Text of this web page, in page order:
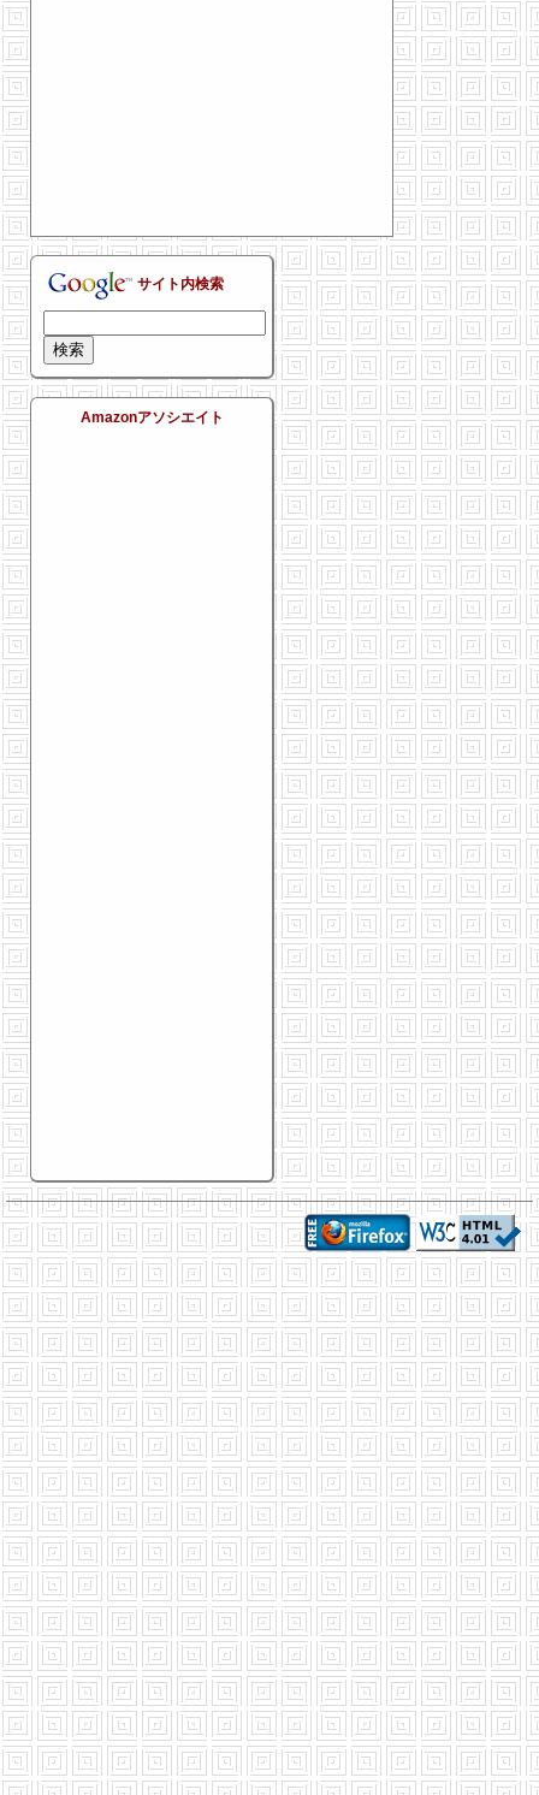
サイト内検索
Amazonアソシエイト